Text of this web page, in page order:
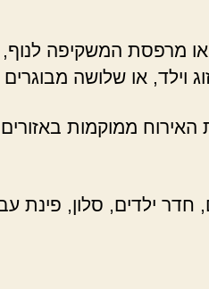
מרפסת המשקיפה לנוף,
וילד, או שלושה מבוגרים
ממוקמות
ילדים, סלון, פינת